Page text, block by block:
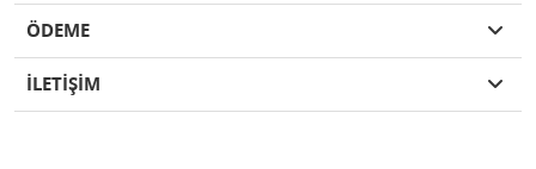
ÖDEME
İLETİŞİM